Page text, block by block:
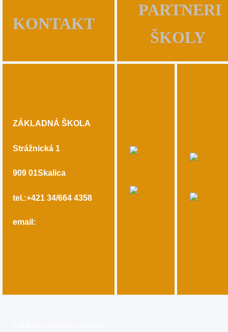
KONTAKT
PARTNERI
ŠKOLY
ZÁKLADNÁ ŠKOLA
Strážnická 1
909 01Skalica
tel.:+421 34/664 4358
email: